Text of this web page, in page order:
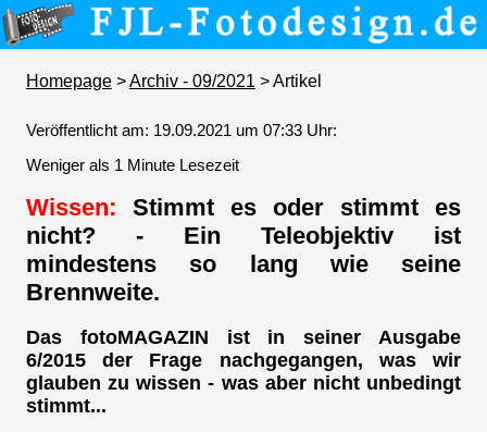
Homepage >Archiv - 09/2021 > Artikel
Veröffentlicht am: 19.09.2021 um 07:33 Uhr:
Weniger als 1 Minute Lesezeit
Wissen: Stimmt es oder stimmt es
nicht? - Ein Teleobjektiv ist
mindestens so lang wie seine
Brennweite.
Das fotoMAGAZIN ist in seiner Ausgabe
6/2015 der Frage nachgegangen, was wir
glauben zu wissen - was aber nicht unbedingt
stimmt...